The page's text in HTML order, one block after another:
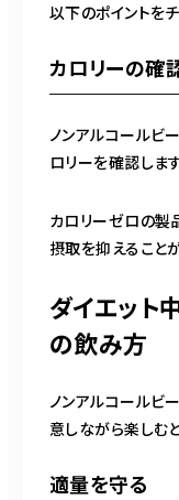
以下のポイントを
カロリーの確
ノンアルコールビ
ロリーを確認します
カロリーゼロの製
摂取を抑えること
ダイエット
の飲み方
ノンアルコールビ
意しながら楽しむ
適量を守る